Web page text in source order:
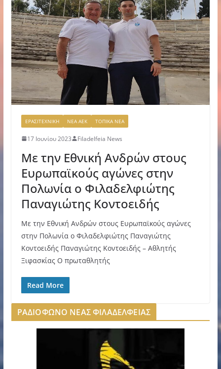
ΕΡΑΣΙΤΕΧΝΙΚΗ ΝΕΑ ΑΕΚ ΤΟΠΙΚΑ ΝΕΑ
17 Ιουνίου 2023 Filadelfeia News
Με την Εθνική Ανδρών στους
Ευρωπαϊκούς αγώνες στην
Πολωνία ο Φιλαδελφιώτης
Παναγιώτης Κοντοειδής
Με την Εθνική Ανδρών στους Ευρωπαϊκούς αγώνες
στην Πολωνία ο Φιλαδελφιώτης Παναγιώτης
Κοντοειδής Παναγιώτης Κοντοειδής – Αθλητής
Ξιφασκίας Ο πρωταθλητής
Read More
ΡΑΔΙΟΦΩΝΟ ΝΕΑΣ ΦΙΛΑΔΕΛΦΕΙΑΣ